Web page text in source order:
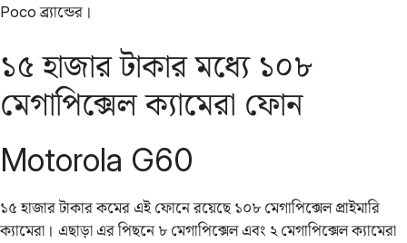
Poco ব্র্যান্ডের।
১৫ হাজার টাকার মধ্যে ১০৮
মেগাপিক্সেল ক্যামেরা ফোন
Motorola G60
১৫ হাজার টাকার কমের এই ফোনে রয়েছে ১০৮ মেগাপিক্সেল প্রাইমারি
ক্যামেরা। এছাড়া এর পিছনে ৮ মেগাপিক্সেল এবং ২ মেগাপিক্সেল ক্যামেরা